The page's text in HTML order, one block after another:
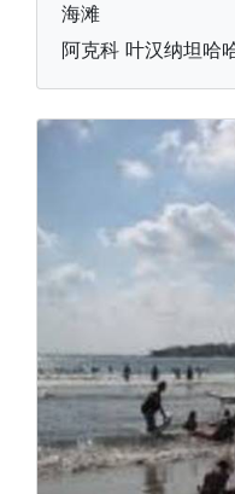
海滩
阿克科 叶汉纳坦哈